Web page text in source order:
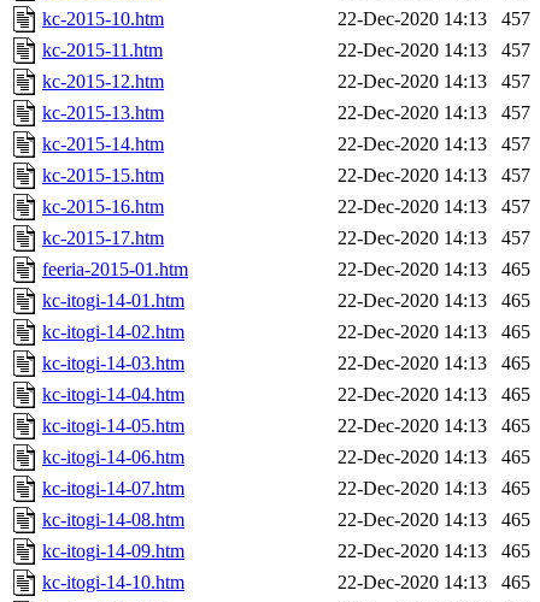
kc-2015-10.htm
22-Dec-2020 14:13
457
kc-2015-11.htm
22-Dec-2020 14:13
457
kc-2015-12.htm
22-Dec-2020 14:13
457
kc-2015-13.htm
22-Dec-2020 14:13
457
kc-2015-14.htm
22-Dec-2020 14:13
457
kc-2015-15.htm
22-Dec-2020 14:13
457
kc-2015-16.htm
22-Dec-2020 14:13
457
kc-2015-17.htm
22-Dec-2020 14:13
457
feeria-2015-01.htm
22-Dec-2020 14:13
465
kc-itogi-14-01.htm
22-Dec-2020 14:13
465
kc-itogi-14-02.htm
22-Dec-2020 14:13
465
kc-itogi-14-03.htm
22-Dec-2020 14:13
465
kc-itogi-14-04.htm
22-Dec-2020 14:13
465
kc-itogi-14-05.htm
22-Dec-2020 14:13
465
kc-itogi-14-06.htm
22-Dec-2020 14:13
465
kc-itogi-14-07.htm
22-Dec-2020 14:13
465
kc-itogi-14-08.htm
22-Dec-2020 14:13
465
kc-itogi-14-09.htm
22-Dec-2020 14:13
465
kc-itogi-14-10.htm
22-Dec-2020 14:13
465